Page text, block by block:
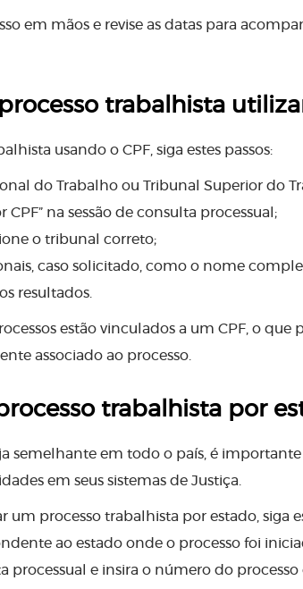
em mãos e revise as datas para
trabalhista
usando o CPF, siga estes passos:
do Trabalho ou Tribunal Superior do
na sessão de consulta processual;
o tribunal correto;
caso solicitado, como o nome
resultados.
estão vinculados a um CPF, o
associado ao processo.
trabalhista por
semelhante em todo o país, é
em seus sistemas de Justiça.
um processo trabalhista por estado, siga
ao estado onde o processo foi
processual e insira o número do